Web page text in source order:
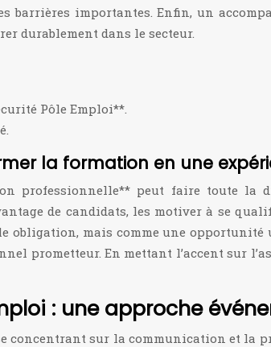
importantes. Enfin, un
durablement dans le secteur.
Pôle Emploi**.
la formation en une
professionnelle** peut faire toute
de candidats, les motiver à se
mais comme une opportunité
prometteur. En mettant l’accent sur
: une approche
concentrant sur la communication et la